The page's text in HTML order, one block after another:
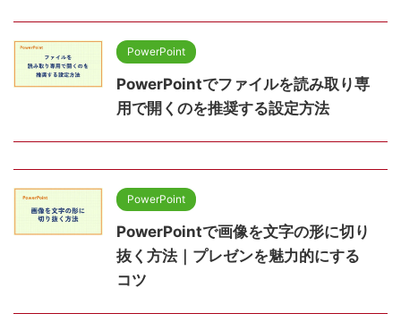
PowerPoint
PowerPointでファイルを読み取り専
用で開くのを推奨する設定方法
PowerPoint
PowerPointで画像を文字の形に切り
抜く方法｜プレゼンを魅力的にする
コツ